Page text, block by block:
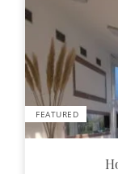
FEATURED